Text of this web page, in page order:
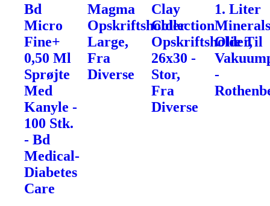
Bd
Micro
Fine+
0,50 Ml
Sprøjte
Med
Kanyle -
100 Stk.
- Bd
Medical-
Diabetes
Care
Magma
Opskriftsholder
Large,
Fra
Diverse
Clay
Collection
Opskriftsholder,
26x30 -
Stor,
Fra
Diverse
1. Liter
Olie Til
-